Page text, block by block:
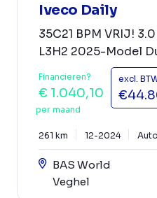
Iveco Daily
35C21 BPM VRIJ!
L3H2 2025-Model
Financieren?
€ 1.040,10
per maand
excl.
261 km 12-2024
BAS World
Veghel